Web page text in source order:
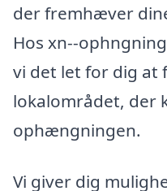
der fremhæver
Hos xn--
vi det let for dig at
lokalområdet, der
ophængningen.
Vi giver dig